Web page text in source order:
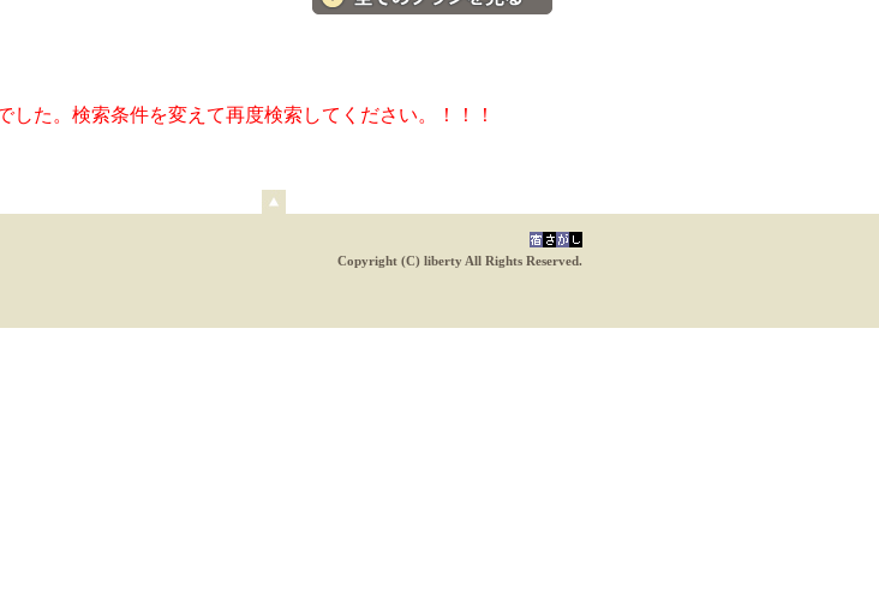
した。検索条件を変えて再度検索してください。！！！
ペ
Copyright (C) liberty All Rights Reserved.